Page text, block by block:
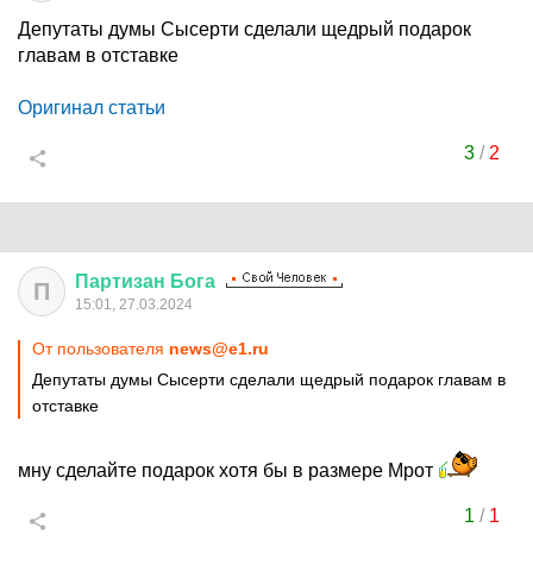
Депутаты думы Сысерти сделали щедрый подарок
главам в отставке
Оригинал статьи
3/ 2
П Партизан Бога
15:01, 27.03.2024
От пользователя news@e1.ru
Депутаты думы Сысерти сделали щедрый подарок главам в
отставке
мну сделайте подарок хотя бы в размере Мрот
1 / 1